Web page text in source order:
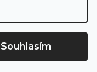
Souhlasím
Ano Ne